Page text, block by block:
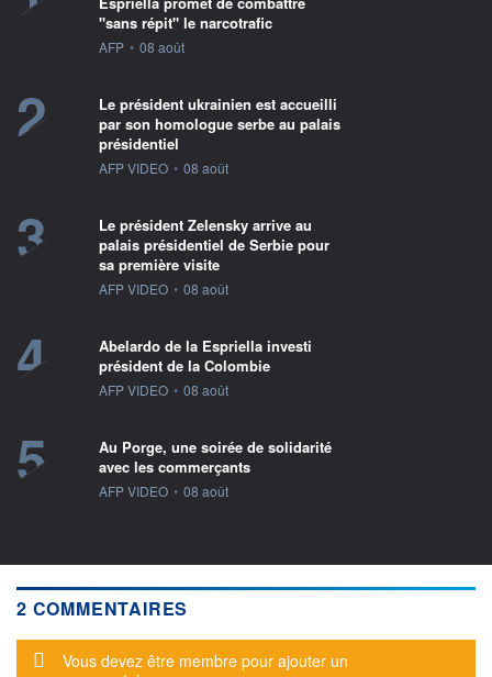
"sans répit" le narcotrafic
information fournie par
AFP • 08 août
2
Le président ukrainien est accueilli
par son homologue serbe au palais
présidentiel
information fournie par
AFP VIDEO • 08 août
3
Le président Zelensky arrive au
palais présidentiel de Serbie pour
sa première visite
information fournie par
AFP VIDEO • 08 août
4
Abelardo de la Espriella investi
président de la Colombie
information fournie par
AFP VIDEO • 08 août
5
Au Porge, une soirée de solidarité
avec les commerçants
information fournie par
AFP VIDEO • 08 août
2 COMMENTAIRES
Message d'alerte
Vous devez être membre pour ajouter un